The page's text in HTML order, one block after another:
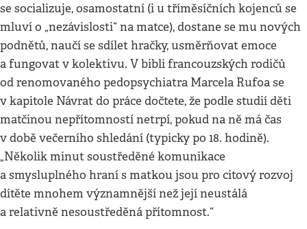
se socializuje, osamostatní (i u tříměsíčních kojenců se
mluví o „nezávislosti“ na matce), dostane se mu nových
podnětů, naučí se sdílet hračky, usměrňovat emoce
a fungovat v kolektivu. V bibli francouzských rodičů
od renomovaného pedopsychiatra Marcela Rufoa se
v kapitole Návrat do práce dočtete, že podle studií děti
matčinou nepřítomností netrpí, pokud na ně má čas
v době večerního shledání (typicky po 18. hodině).
„Několik minut soustředěné komunikace
a smysluplného hraní s matkou jsou pro citový rozvoj
dítěte mnohem významnější než její neustálá
a relativně nesoustředěná přítomnost.“